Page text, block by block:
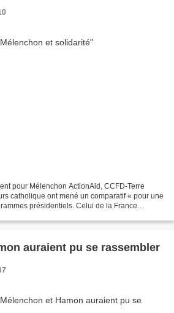
pour Mélenchon ActionAid, CCFD-Terre
catholique ont mené un comparatif « pour une
présidentiels. Celui de la France
auraient pu se rassembler